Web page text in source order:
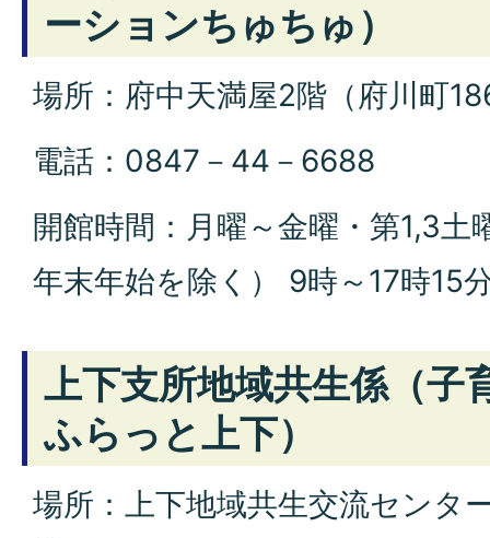
ーションちゅちゅ）
場所：府中天満屋2階（府川町
電話：0847－44－6688
開館時間：月曜～金曜・第1,3土
年末年始を除く） 9時～17時15
上下支所地域共生係（子
ふらっと上下）
場所：上下地域共生交流センタ